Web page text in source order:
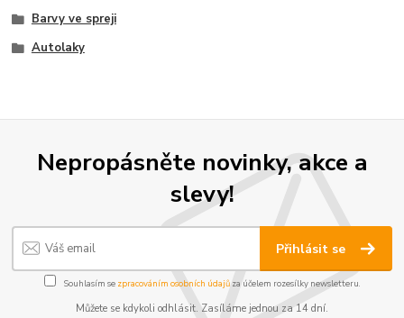
Barvy ve spreji
Autolaky
Nepropásněte novinky, akce a
slevy!
Přihlásit se
Souhlasím se zpracováním osobních údajůza účelem rozesílky newsletteru.
Můžete se kdykoli odhlásit. Zasíláme jednou za 14 dní.